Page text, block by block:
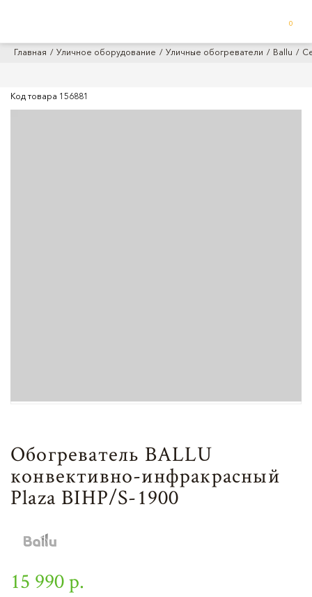
0
Главная Уличное оборудование Уличные обогреватели Ballu
Код товара 156881
Обогреватель BALLU
конвективно-инфракрасный
Plaza BIHP/S-1900
15 990 р.